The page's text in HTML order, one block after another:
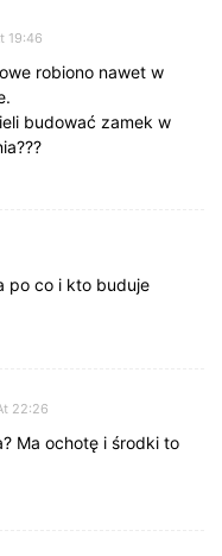
19:46
robiono nawet w
budować zamek w
po co i kto buduje
22:26
Ma ochotę i środki to